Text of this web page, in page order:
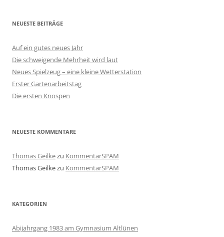
NEUESTE BEITRÄGE
Auf ein gutes neues Jahr
Die schweigende Mehrheit wird laut
Neues Spielzeug – eine kleine Wetterstation
Erster Gartenarbeitstag
Die ersten Knospen
NEUESTE KOMMENTARE
Thomas Geilkezu KommentarSPAM
Thomas Geilkezu KommentarSPAM
KATEGORIEN
Abijahrgang 1983 am Gymnasium Altlünen